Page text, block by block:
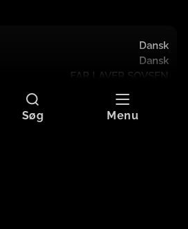
Dansk
Dansk
FAR LAVER SOVSEN
Tilladt for alle
Søg Menu